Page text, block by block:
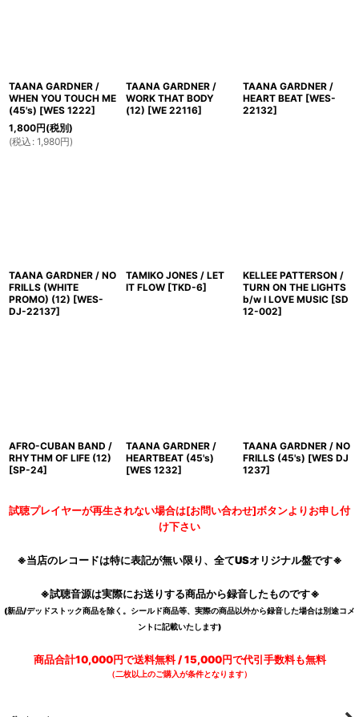
TAANA GARDNER /
WHEN YOU TOUCH ME
(45's) [WES 1222]
1,800円(税別)
(税込 : 1,980円)
TAANA GARDNER /
WORK THAT BODY
(12) [WE 22116]
TAANA GARDNER /
HEART BEAT [WES-
22132]
TAANA GARDNER / NO
FRILLS (WHITE
PROMO) (12) [WES-
DJ-22137]
TAMIKO JONES / LET
IT FLOW [TKD-6]
KELLEE PATTERSON /
TURN ON THE LIGHTS
b/w I LOVE MUSIC [SD
12-002]
AFRO-CUBAN BAND /
RHYTHM OF LIFE (12)
[SP-24]
TAANA GARDNER /
HEARTBEAT (45's)
[WES 1232]
TAANA GARDNER / NO
FRILLS (45's) [WES DJ
1237]
試聴プレイヤーが再生されない場合は[お問い合わせ]ボタンよりお申し付
け下さい
※当店のレコードは特に表記が無い限り、全てUSオリジナル盤です※
※試聴音源は実際にお送りする商品から録音したものです※
(新品/デッドストック商品を除く。シールド商品等、実際の商品以外から録音した場合は別途コメ
ントに記載いたします)
商品合計10,000円で送料無料 / 15,000円で代引手数料も無料
（二枚以上のご購入が条件となります）